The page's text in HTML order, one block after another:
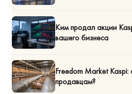
Ким продал акции
вашего бизнеса
Freedom Market Kaspi:
продавцам?